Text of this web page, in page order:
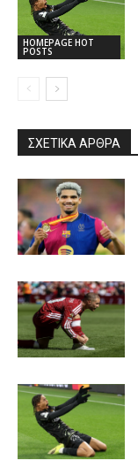
HOMEPAGE HOT
POSTS
ΣΧΕΤΙΚΆ ΆΡΘΡΑ